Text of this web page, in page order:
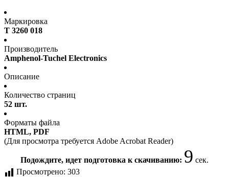
Маркировка
T 3260 018
Производитель
Amphenol-Tuchel Electronics
Описание
Количество страниц
52 шт.
Форматы файла
HTML, PDF
(Для просмотра требуется Adobe Acrobat Reader)
Подождите, идет подготовка к скачиванию: 9 сек.
Просмотрено: 303